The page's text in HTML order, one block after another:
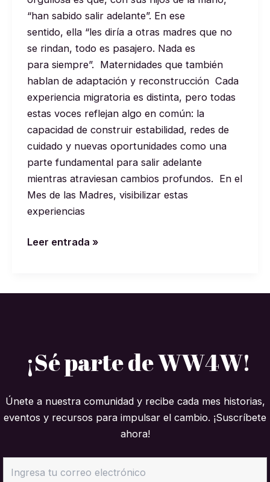
“han sabido salir adelante”. En ese
sentido, ella “les diría a otras madres que no
se rindan, todo es pasajero. Nada es
para siempre”. Maternidades que también
hablan de adaptación y reconstrucción Cada
experiencia migratoria es distinta, pero todas
estas voces reflejan algo en común: la
capacidad de construir estabilidad, redes de
cuidado y nuevas oportunidades como una
parte fundamental para salir adelante
mientras atraviesan cambios profundos. En el
Mes de las Madres, visibilizar estas
experiencias
Leer entrada »
¡Sé parte de WW4W!
Únete a nuestra comunidad y recibe cada mes historias,
eventos y recursos para impulsar el cambio. ¡Suscríbete
ahora!